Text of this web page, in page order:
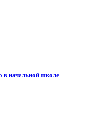
в начальной школе